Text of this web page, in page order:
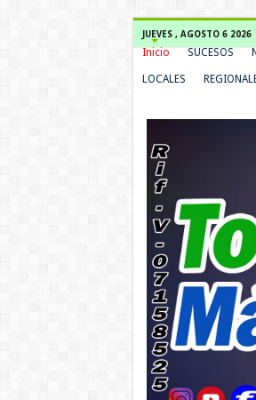
JUEVES , AGOSTO 6 2026
Inicio SUCESOS
LOCALES